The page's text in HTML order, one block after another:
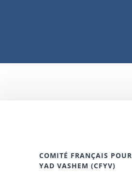
COMITÉ FRANÇAIS POUR
YAD VASHEM (CFYV)